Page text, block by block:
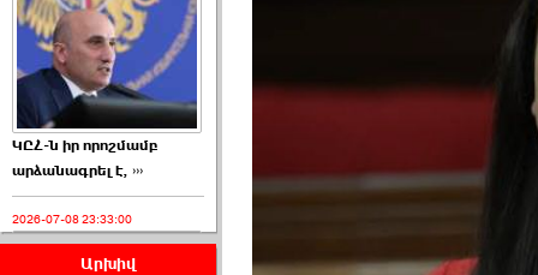
ԿԸՀ-ն իր որոշմամբ
արձանագրել է, ›››
2026-07-08 23:33:00
Արխիվ